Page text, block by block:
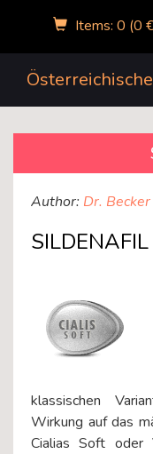
Items: 0 (0
Author: Dr. Becker
klassischen
Wirkung auf das
Cialias Soft oder